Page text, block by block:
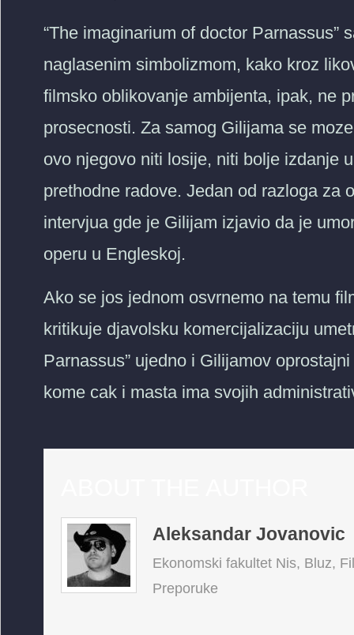
“The imaginarium of doctor Parnassus”
naglasenim simbolizmom, kako kroz
filmsko oblikovanje ambijenta, ipak, ne
prosecnosti. Za samog Gilijama se
ovo njegovo niti losije, niti bolje izdanje
prethodne radove. Jedan od razloga
intervjua gde je Gilijam izjavio da je
operu u Engleskoj.
Ako se jos jednom osvrnemo na temu
kritikuje djavolsku komercijalizaciju
Parnassus” ujedno i Gilijamov
kome cak i masta ima svojih
Aleksandar Jovanovic
Ekonomski fakultet Nis, Bluz,
Preporuke